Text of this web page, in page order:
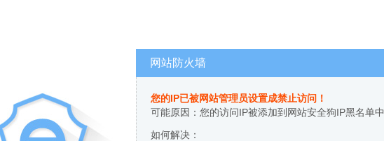
网站防火墙
您的IP已被网站管理员设置成禁止访问！
可能原因：您的访问IP被添加到网站安全狗IP黑名单中
如何解决：